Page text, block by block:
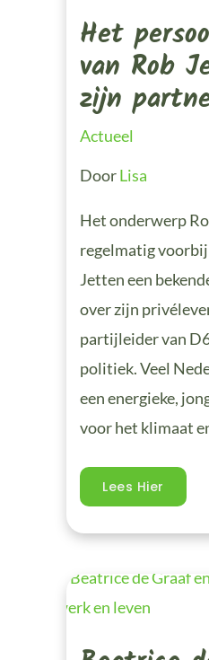
Het
van Rob
zijn
Actueel
DoorLisa
Het onderwerp
regelmatig
Jetten een
over zijn
partijleider van
politiek. Veel
een energieke,
voor het klimaat
Jetten:
Wie
Zijn
Partner?
Lees Hier
De
Graaf
Partner: